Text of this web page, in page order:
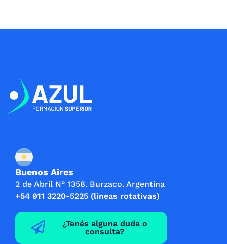
Buenos Aires
2 de Abril N° 1358. Burzaco. Argentina
+54 911 3220-5225 (lineas rotativas)
¿Tenés alguna duda o
consulta?